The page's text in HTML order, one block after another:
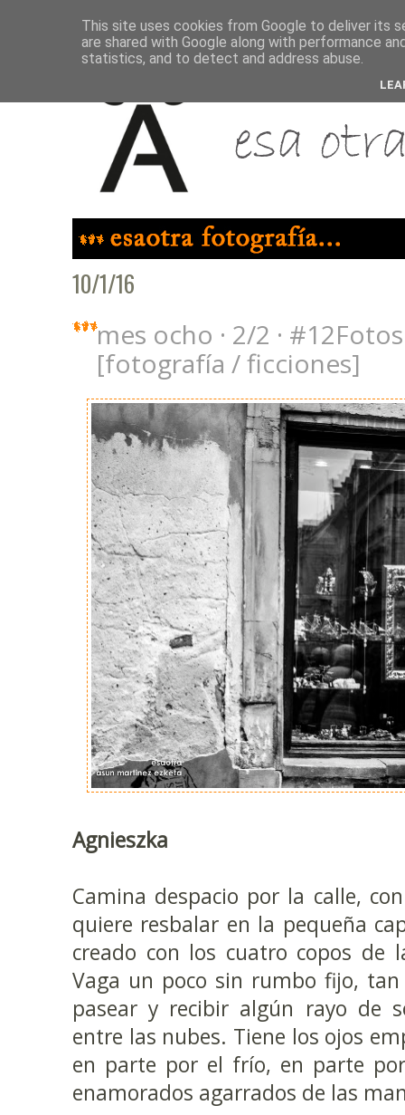
10/1/16
mes ocho · 2/2 ·
[fotografía / ficciones]
Agnieszka
Camina despacio por la calle,
quiere resbalar en la pequeña
creado con los cuatro copos de
Vaga un poco sin rumbo fijo,
pasear y recibir algún rayo de
entre las nubes. Tiene los ojos
en parte por el frío, en parte
enamorados agarrados de las
This site uses cookies from Google to deliver its
are shared with Google along with performance
statistics, and to detect and address abuse.